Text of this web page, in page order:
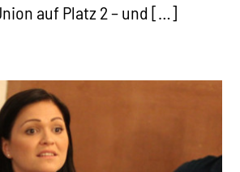
auf Platz 2 – und […]